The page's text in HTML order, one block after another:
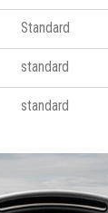
Standard
standard
standard